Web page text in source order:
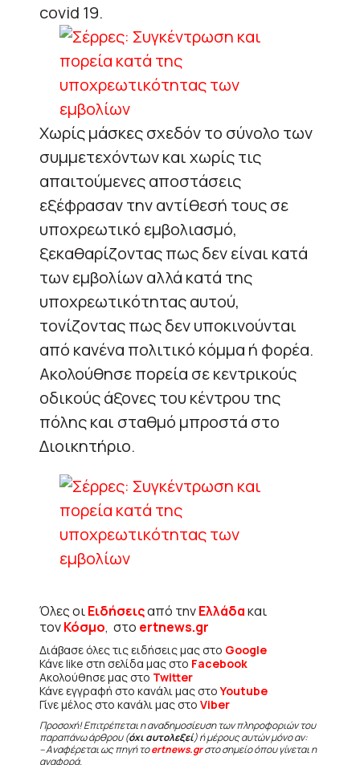
covid 19.
Χωρίς μάσκες σχεδόν το σύνολο των
συμμετεχόντων και χωρίς τις
απαιτούμενες αποστάσεις
εξέφρασαν την αντίθεσή τους σε
υποχρεωτικό εμβολιασμό,
ξεκαθαρίζοντας πως δεν είναι κατά
των εμβολίων αλλά κατά της
υποχρεωτικότητας αυτού,
τονίζοντας πως δεν υποκινούνται
από κανένα πολιτικό κόμμα ή φορέα.
Ακολούθησε πορεία σε κεντρικούς
οδικούς άξονες του κέντρου της
πόλης και σταθμό μπροστά στο
Διοικητήριο.
Όλες οιΕιδήσειςαπό τηνΕλλάδακαι
τονΚόσμο, στο ertnews.gr
Διάβασε όλες τις ειδήσεις μας στο Google
Κάνε like στη σελίδα μας στο Facebook
Ακολούθησε μας στο Twitter
Κάνε εγγραφή στο κανάλι μας στοYoutube
Γίνε μέλος στο κανάλι μας στο Viber
Προσοχή! Επιτρέπεται η αναδημοσίευση των πληροφοριών του
παραπάνω άρθρου (όχι αυτολεξεί) ή μέρους αυτών μόνο αν:
– Αναφέρεται ως πηγή τοertnews.grστο σημείο όπου γίνεται η
αναφορά.